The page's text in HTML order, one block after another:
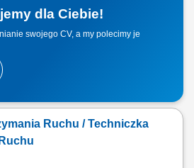
dla Ciebie!
swojego CV, a my polecimy je
Ruchu / Techniczka